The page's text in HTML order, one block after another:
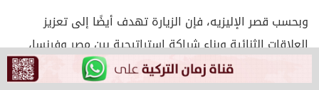
وبحسب قصر الإليزيه، فإن الزيارة تهدف أيضًا إلى تعزيز
العلاقات الثنائية وبناء شراكة استراتيجية بين مصر وفرنسا،
على غرار التعاون القائم بين مصر والاتحاد الأوروبي.